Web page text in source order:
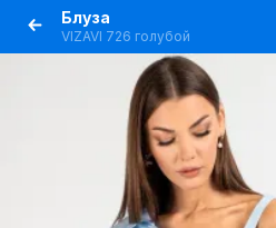
Блуза
VIZAVI 726 голубой